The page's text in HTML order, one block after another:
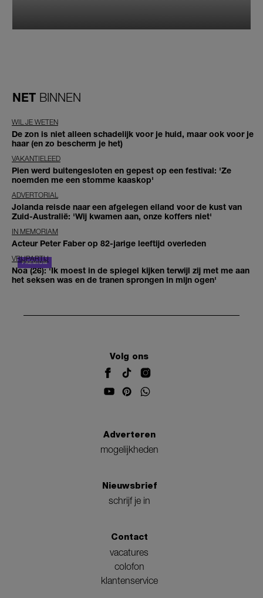
NET BINNEN
WIL JE WETEN
De zon is niet alleen schadelijk voor je huid, maar ook voor je
haar (en zo bescherm je het)
VAKANTIELEED
Pien werd buitengesloten en gepest op een festival: 'Ze
noemden me een stomme kaaskop'
ADVERTORIAL
Jolanda reisde naar een afgelegen eiland voor de kust van
Zuid-Australië: 'Wij kwamen aan, onze koffers niet'
IN MEMORIAM
Acteur Peter Faber op 82-jarige leeftijd overleden
VRIJPARTIJ
Noa (26): 'Ik moest in de spiegel kijken terwijl zij met me aan
het seksen was en de tranen sprongen in mijn ogen'
Volg ons
Adverteren
mogelijkheden
Nieuwsbrief
schrijf je in
Contact
vacatures
colofon
klantenservice